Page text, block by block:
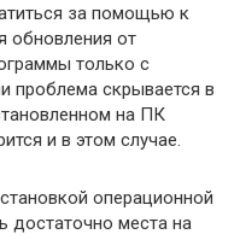
за помощью к
обновления от
только с
проблема скрывается в
на ПК
и в этом случае.
операционной
достаточно места на